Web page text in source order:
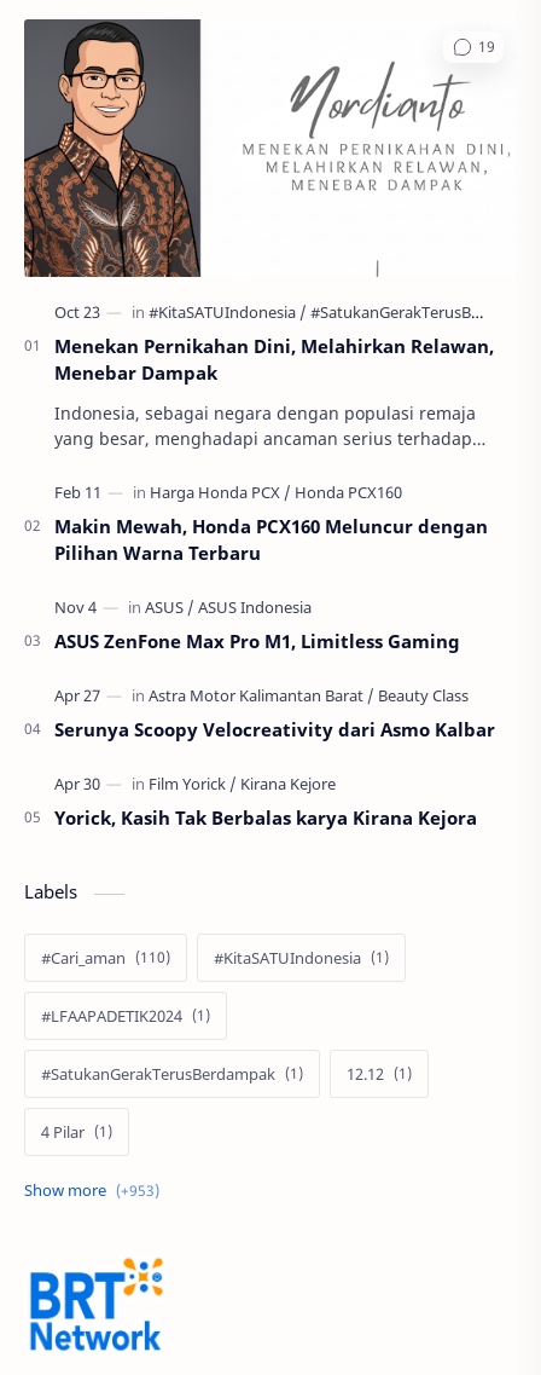
Menekan Pernikahan Dini, Melahirkan Relawan,
Menebar Dampak
Indonesia, sebagai negara dengan populasi remaja
yang besar, menghadapi ancaman serius terhadap
per…
Makin Mewah, Honda PCX160 Meluncur dengan
Pilihan Warna Terbaru
ASUS ZenFone Max Pro M1, Limitless Gaming
Serunya Scoopy Velocreativity dari Asmo Kalbar
Yorick, Kasih Tak Berbalas karya Kirana Kejora
Labels
#Cari_aman #KitaSATUIndonesia
#LFAAPADETIK2024
#SatukanGerakTerusBerdampak 12.12
4 Pilar
60 Tahun
Adenanta Putra